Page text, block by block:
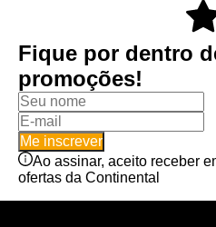
Fique por dentro
promoções!
Me inscrever
Ao assinar, aceito receber
ofertas da Continental